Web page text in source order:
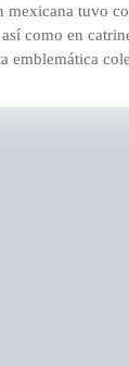
tuvo
como en
emblemática